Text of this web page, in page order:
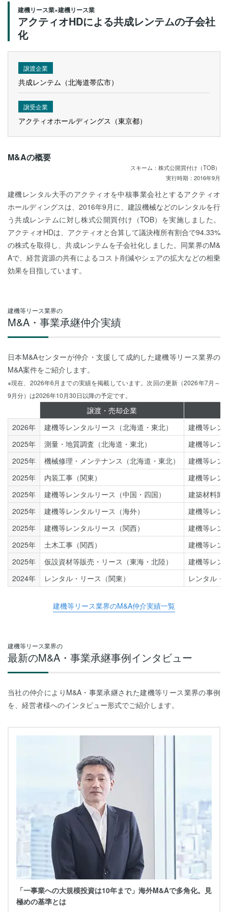
建機リース業×建機リース業
アクティオHDによる共成レンテムの子会社
化
譲渡企業
共成レンテム（北海道帯広市）
譲受企業
アクティオホールディングス（東京都）
M&Aの概要
スキーム：株式公開買付け（TOB）
実行時期：2016年9月
建機レンタル大手のアクティオを中核事業会社とするアクティオ
ホールディングスは、2016年9月に、建設機械などのレンタルを行
う共成レンテムに対し株式公開買付け（TOB）を実施しました。
アクティオHDは、アクティオと合算して議決権所有割合で94.33%
の株式を取得し、共成レンテムを子会社化しました。同業界のM&
Aで、経営資源の共有によるコスト削減やシェアの拡大などの相乗
効果を目指しています。
建機等リース業界の
M&A・事業承継仲介実績
日本M&Aセンターが仲介・支援して成約した建機等リース業界の
M&A案件をご紹介します。
※現在、2026年6月までの実績を掲載しています。次回の更新（2026年7月～
9月分）は2026年10月30日以降の予定です。
譲渡・売却企業
2026年
建機等レンタルリース（北海道・東北）
建機等レン
2025年
測量・地質調査（北海道・東北）
建機等レン
2025年
機械修理・メンテナンス（北海道・東北）
建機等レン
2025年
内装工事（関東）
建機等レン
2025年
建機等レンタルリース（中国・四国）
建築材料卸
2025年
建機等レンタルリース（海外）
建機等レン
2025年
建機等レンタルリース（関西）
建機等レン
2025年
土木工事（関西）
建機等レン
2025年
仮設資材等販売・リース（東海・北陸）
建機等レン
2024年
レンタル・リース（関東） レンタル・
建機等リース業界のM&A仲介実績一覧
建機等リース業界の
最新のM&A・事業承継事例インタビュー
当社の仲介によりM&A・事業承継された建機等リース業界の事例
を、経営者様へのインタビュー形式でご紹介します。
「一事業への大規模投資は10年まで」海外M&Aで多角化。見
極めの基準とは